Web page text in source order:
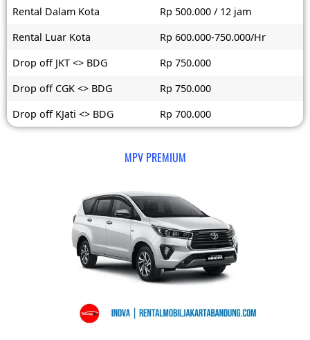
Rental Dalam Kota
Rp 500.000 / 12 jam
Rental Luar Kota
Rp 600.000-750.000/Hr
Drop off JKT <> BDG
Rp 750.000
Drop off CGK <> BDG
Rp 750.000
Drop off KJati <> BDG
Rp 700.000
MPV PREMIUM